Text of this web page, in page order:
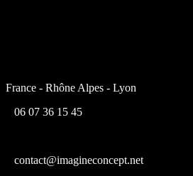
France - Rhône Alpes - Lyon
06 07 36 15 45
contact@imagineconcept.net